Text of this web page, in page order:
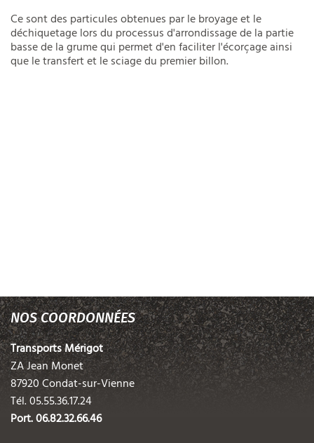
Ce sont des particules obtenues par le broyage et le
déchiquetage lors du processus d'arrondissage de la partie
basse de la grume qui permet d'en faciliter l'écorçage ainsi
que le transfert et le sciage du premier billon.
NOS COORDONNÉES
Transports Mérigot
ZA Jean Monet
87920 Condat-sur-Vienne
Tél.05.55.36.17.24
Port.06.82.32.66.46